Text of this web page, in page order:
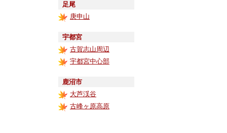
足尾
庚申山
宇都宮
古賀志山周辺
宇都宮中心部
鹿沼市
大芦渓谷
古峰ヶ原高原